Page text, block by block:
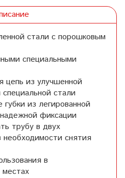
стали с порошковым
специальными
цепь из улучшенной
стали
из легированной
фиксации
трубу в двух
необходимости снятия
в
местах